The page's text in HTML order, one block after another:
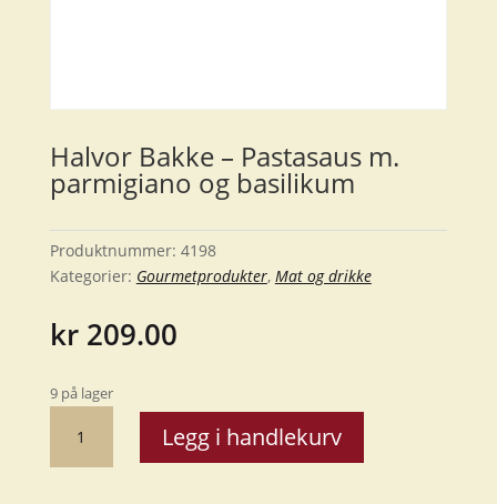
Halvor Bakke – Pastasaus m.
parmigiano og basilikum
Produktnummer: 4198
Kategorier: Gourmetprodukter, Mat og drikke
kr209.00
9 på lager
Bakke
-
Legg i handlekurv